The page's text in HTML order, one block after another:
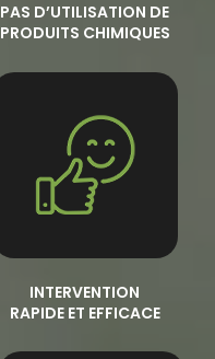
PAS D’UTILISATION DE
PRODUITS CHIMIQUES
INTERVENTION
RAPIDE ET EFFICACE